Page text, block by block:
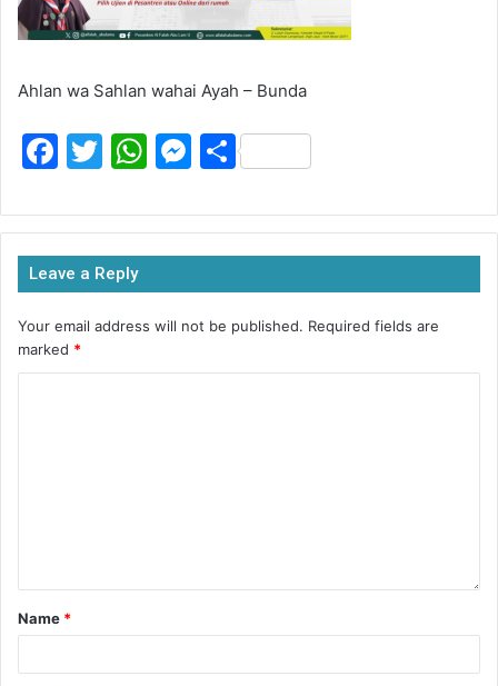
Ahlan wa Sahlan wahai Ayah – Bunda
F
c
e
b
o
o
T
itt
er
W
at
s
A
p
p
M
s
s
e
n
g
S
ar
e
Leave a Reply
Your email address will not be published. Required fields are
marked *
Name *